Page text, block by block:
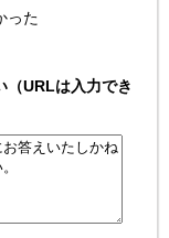
った
（URLは入力でき